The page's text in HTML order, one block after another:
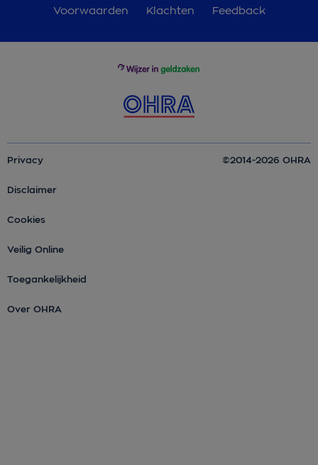
Voorwaarden Klachten Feedback
Privacy
Disclaimer
Cookies
Veilig Online
Toegankelijkheid
Over OHRA
©2014-2026 OHRA